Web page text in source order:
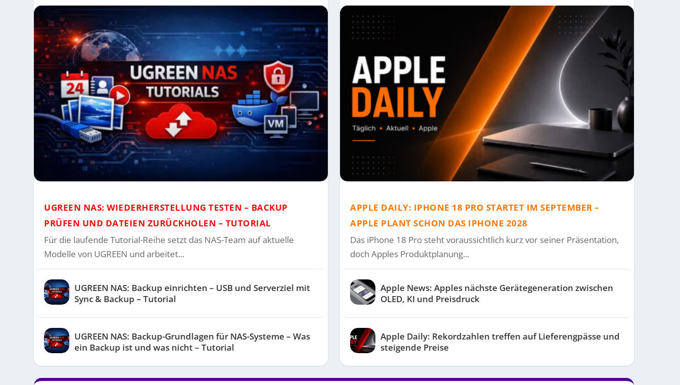
UGREEN NAS: WIEDERHERSTELLUNG TESTEN – BACKUP
PRÜFEN UND DATEIEN ZURÜCKHOLEN – TUTORIAL
Für die laufende Tutorial-Reihe setzt das NAS-Team auf aktuelle
Modelle von UGREEN und arbeitet...
UGREEN NAS: Backup einrichten – USB und Serverziel mit
Sync & Backup – Tutorial
UGREEN NAS: Backup-Grundlagen für NAS-Systeme – Was
ein Backup ist und was nicht – Tutorial
APPLE DAILY: IPHONE 18 PRO STARTET IM SEPTEMBER –
APPLE PLANT SCHON DAS IPHONE 2028
Das iPhone 18 Pro steht voraussichtlich kurz vor seiner Präsentation,
doch Apples Produktplanung...
Apple News: Apples nächste Gerätegeneration zwischen
OLED, KI und Preisdruck
Apple Daily: Rekordzahlen treffen auf Lieferengpässe und
steigende Preise